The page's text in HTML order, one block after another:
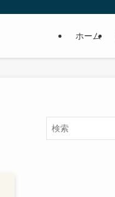
ホーム